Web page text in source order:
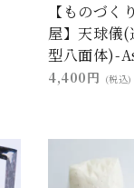
【ものづく
屋】天球儀(
型八面体)-
4,400円 (税込)